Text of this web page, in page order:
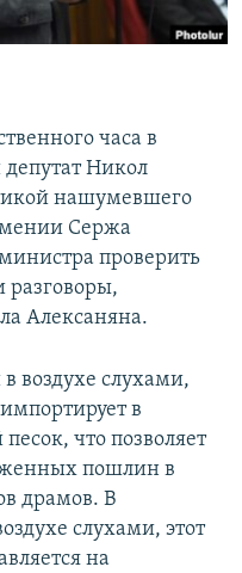
часа в
Никол
нашумевшего
Сержа
проверить
разговоры,
Алексаняна.
воздухе слухами,
в
что позволяет
пошлин в
драмов. В
слухами, этот
на